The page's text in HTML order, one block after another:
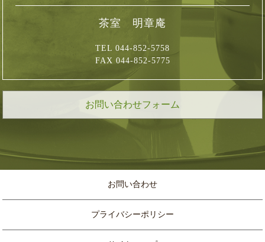
茶室 明章庵
TEL 044-852-5758
FAX 044-852-5775
お問い合わせフォーム
お問い合わせ
プライバシーポリシー